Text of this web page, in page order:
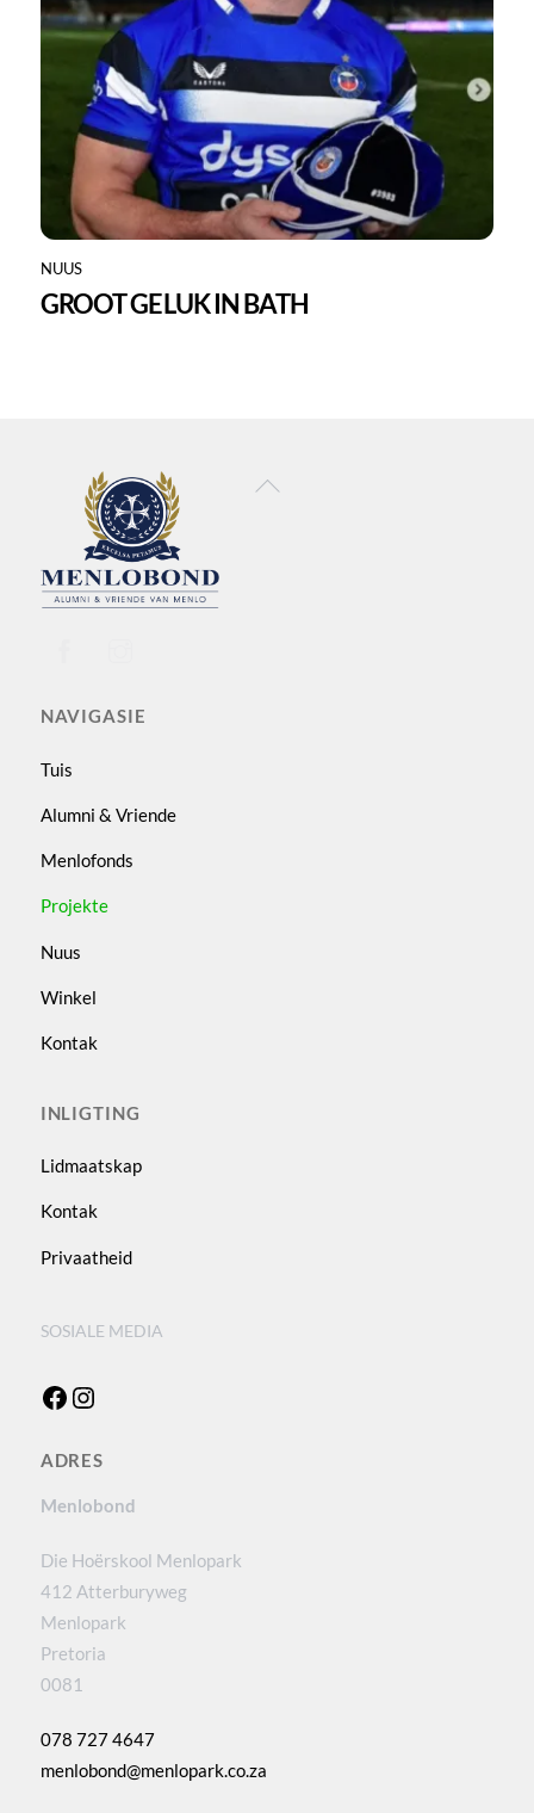
NUUS
GROOT GELUK IN BATH
Back
NAVIGASIE
Tuis
Alumni & Vriende
Menlofonds
Projekte
Nuus
Winkel
Kontak
INLIGTING
Lidmaatskap
Kontak
Privaatheid
SOSIALE MEDIA
Facebook
Instagram
ADRES
Menlobond
Die Hoërskool Menlopark
412 Atterburyweg
Menlopark
Pretoria
0081
078 727 4647
menlobond@menlopark.co.za